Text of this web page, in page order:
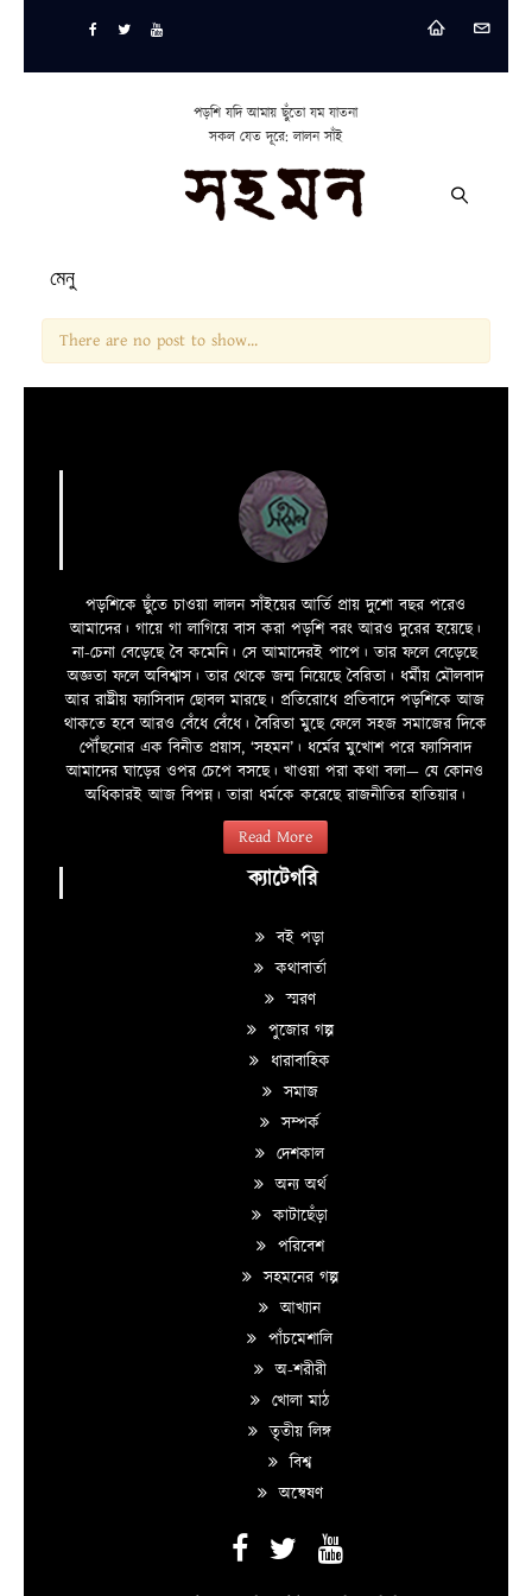
পড়শি যদি আমায় ছুঁতো যম যাতনা
সকল যেত দূরে: লালন সাঁই
মেনু
There are no post to show...
পড়শিকে ছুঁতে চাওয়া লালন সাঁইয়ের আর্তি প্রায় দুশো বছর পরেও
আমাদের। গায়ে গা লাগিয়ে বাস করা পড়শি বরং আরও দুরের হয়েছে।
না-চেনা বেড়েছে বৈ কমেনি। সে আমাদেরই পাপে। তার ফলে বেড়েছে
অজ্ঞতা ফলে অবিশ্বাস। তার থেকে জন্ম নিয়েছে বৈরিতা। ধর্মীয় মৌলবাদ
আর রাষ্ট্রীয় ফ্যাসিবাদ ছোবল মারছে। প্রতিরোধে প্রতিবাদে পড়শিকে আজ
থাকতে হবে আরও বেঁধে বেঁধে। বৈরিতা মুছে ফেলে সহজ সমাজের দিকে
পৌঁছনোর এক বিনীত প্রয়াস, ‘সহমন’। ধর্মের মুখোশ পরে ফ্যাসিবাদ
আমাদের ঘাড়ের ওপর চেপে বসছে। খাওয়া পরা কথা বলা—­­ যে কোনও
অধিকারই আজ বিপন্ন। তারা ধর্মকে করেছে রাজনীতির হাতিয়ার।
Read More
ক্যাটেগরি
বই পড়া
কথাবার্তা
স্মরণ
পুজোর গল্প
ধারাবাহিক
সমাজ
সম্পর্ক
দেশকাল
অন্য অর্থ
কাটাছেঁড়া
পরিবেশ
সহমনের গল্প
আখ্যান
পাঁচমেশালি
অ-শরীরী
খোলা মাঠ
তৃতীয় লিঙ্গ
বিশ্ব
অন্বেষণ